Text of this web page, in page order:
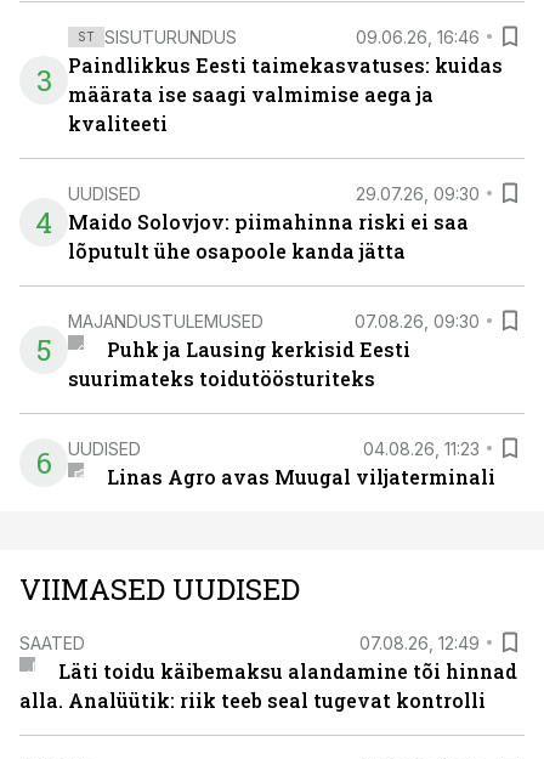
3
ST SISUTURUNDUS 09.06.26, 16:46
Paindlikkus Eesti taimekasvatuses: kuidas
määrata ise saagi valmimise aega ja
kvaliteeti
4
UUDISED 29.07.26, 09:30
Maido Solovjov: piimahinna riski ei saa
lõputult ühe osapoole kanda jätta
5
MAJANDUSTULEMUSED 07.08.26, 09:30
Puhk ja Lausing kerkisid Eesti
suurimateks toidutöösturiteks
6 UUDISED 04.08.26, 11:23
Linas Agro avas Muugal viljaterminali
VIIMASED UUDISED
SAATED 07.08.26, 12:49
Läti toidu käibemaksu alandamine tõi hinnad
alla. Analüütik: riik teeb seal tugevat kontrolli